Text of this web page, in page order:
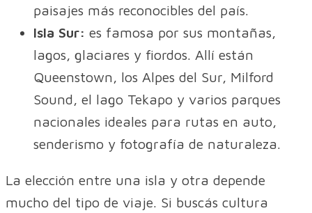
paisajes más reconocibles del país.
Isla Sur: es famosa por sus montañas,
lagos, glaciares y fiordos. Allí están
Queenstown, los Alpes del Sur, Milford
Sound, el lago Tekapo y varios parques
nacionales ideales para rutas en auto,
senderismo y fotografía de naturaleza.
La elección entre una isla y otra depende
mucho del tipo de viaje. Si buscás cultura